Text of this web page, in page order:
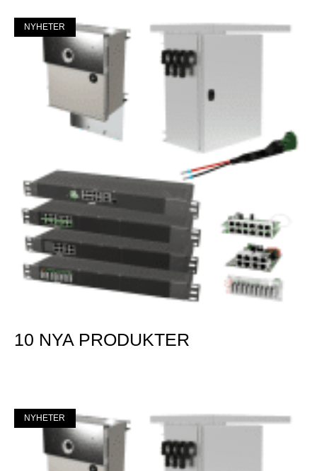
NYHETER
10 NYA PRODUKTER
NYHETER